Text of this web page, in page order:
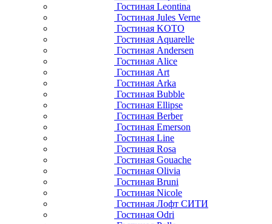
Гостиная Leontina
Гостиная Jules Verne
Гостиная KOTO
Гостиная Aquarelle
Гостиная Andersen
Гостиная Alice
Гостиная Art
Гостиная Arka
Гостиная Bubble
Гостиная Ellipse
Гостиная Berber
Гостиная Emerson
Гостиная Line
Гостиная Rosa
Гостиная Gouache
Гостиная Olivia
Гостиная Bruni
Гостиная Nicole
Гостиная Лофт СИТИ
Гостиная Odri